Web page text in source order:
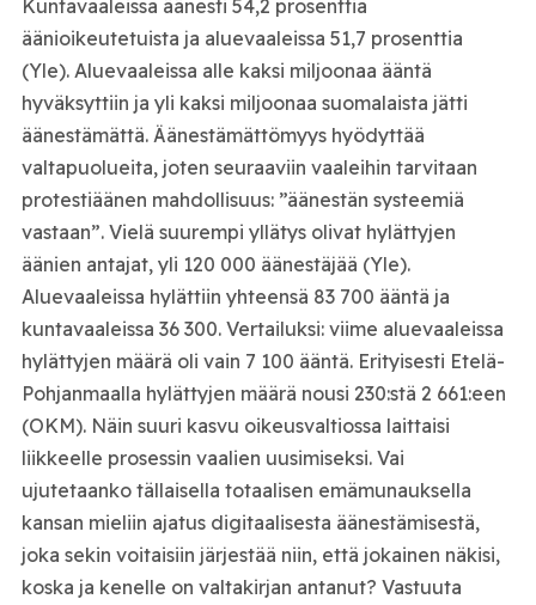
Kuntavaaleissa äänesti 54,2 prosenttia
äänioikeutetuista ja aluevaaleissa 51,7 prosenttia
(Yle). Aluevaaleissa alle kaksi miljoonaa ääntä
hyväksyttiin ja yli kaksi miljoonaa suomalaista jätti
äänestämättä. Äänestämättömyys hyödyttää
valtapuolueita, joten seuraaviin vaaleihin tarvitaan
protestiäänen mahdollisuus: ”äänestän systeemiä
vastaan”. Vielä suurempi yllätys olivat hylättyjen
äänien antajat, yli 120 000 äänestäjää (Yle).
Aluevaaleissa hylättiin yhteensä 83 700 ääntä ja
kuntavaaleissa 36 300. Vertailuksi: viime aluevaaleissa
hylättyjen määrä oli vain 7 100 ääntä. Erityisesti Etelä-
Pohjanmaalla hylättyjen määrä nousi 230:stä 2 661:een
(OKM). Näin suuri kasvu oikeusvaltiossa laittaisi
liikkeelle prosessin vaalien uusimiseksi. Vai
ujutetaanko tällaisella totaalisen emämunauksella
kansan mieliin ajatus digitaalisesta äänestämisestä,
joka sekin voitaisiin järjestää niin, että jokainen näkisi,
koska ja kenelle on valtakirjan antanut? Vastuuta